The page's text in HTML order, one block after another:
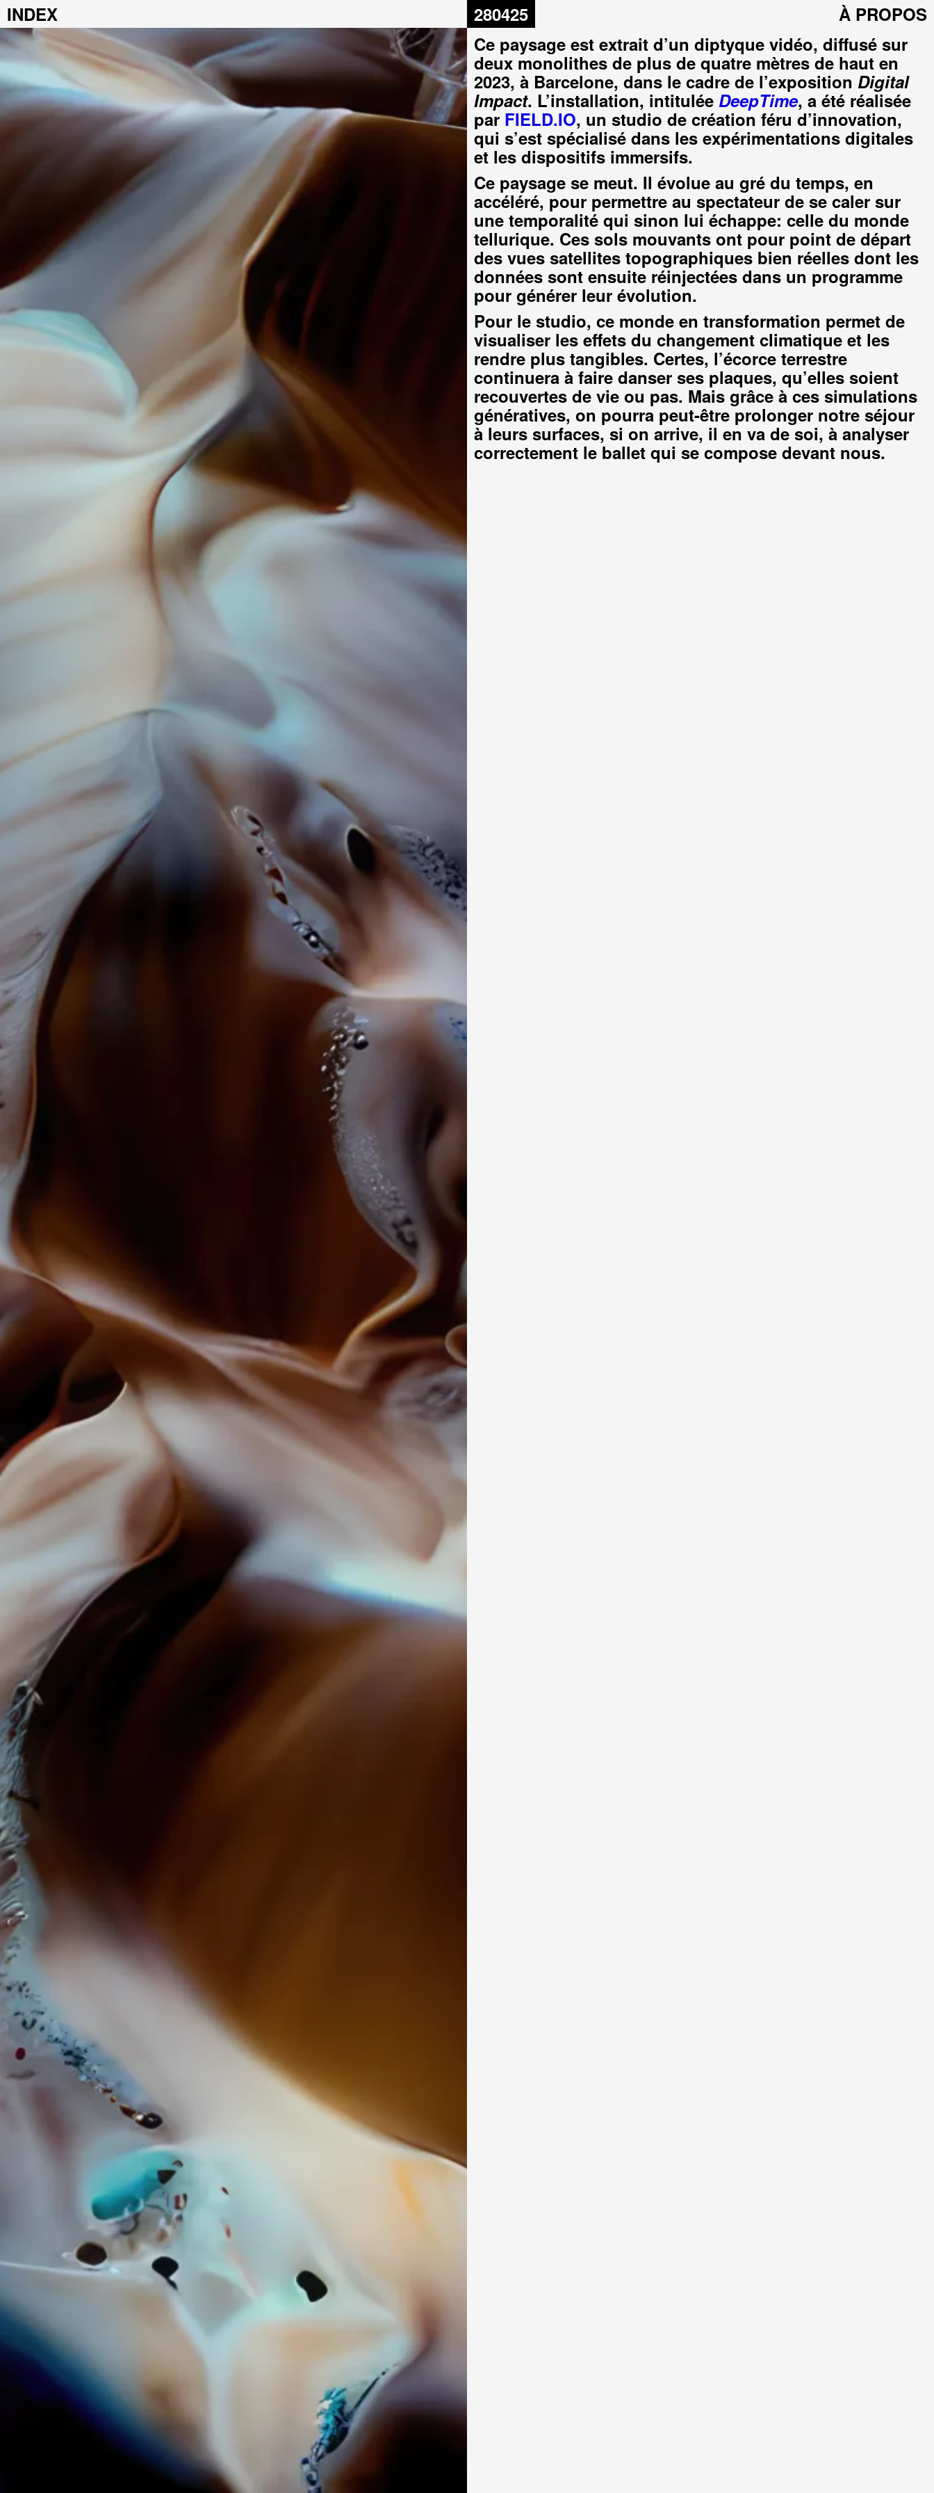
À PROPOS
INDEXFIELD.IO / CRÉDITS: FIELD.IO / CRÉDITS:
280425
Ce paysage est extrait d’un diptyque vidéo, diffusé sur
deux monolithes de plus de quatre mètres de haut en
2023, à Barcelone, dans le cadre de l’exposition Digital
Impact. L’installation, intitulée DeepTime, a été réalisée
par FIELD.IO, un studio de création féru d’innovation,
qui s’est spécialisé dans les expérimentations digitales
et les dispositifs immersifs.
Ce paysage se meut. Il évolue au gré du temps, en
accéléré, pour permettre au spectateur de se caler sur
une temporalité qui sinon lui échappe: celle du monde
tellurique. Ces sols mouvants ont pour point de départ
des vues satellites topographiques bien réelles dont les
données sont ensuite réinjectées dans un programme
pour générer leur évolution.
Pour le studio, ce monde en transformation permet de
visualiser les effets du changement climatique et les
rendre plus tangibles. Certes, l’écorce terrestre
continuera à faire danser ses plaques, qu’elles soient
recouvertes de vie ou pas. Mais grâce à ces simulations
génératives, on pourra peut-être prolonger notre séjour
à leurs surfaces, si on arrive, il en va de soi, à analyser
correctement le ballet qui se compose devant nous.